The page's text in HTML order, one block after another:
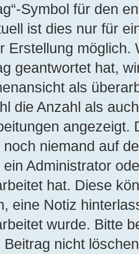
Symbol für den
ist dies nur für
Erstellung möglich.
geantwortet hat,
als
die Anzahl als
angezeigt.
noch niemand auf
ein Administrator
hat. Diese
eine Notiz
wurde. Bitte
Beitrag nicht